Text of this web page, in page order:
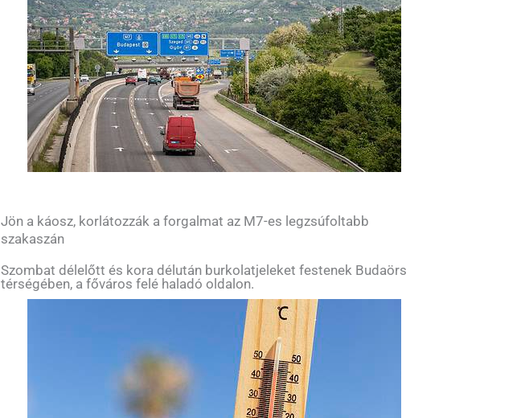
Jön a káosz, korlátozzák a forgalmat az M7-es legzsúfoltabb
szakaszán
Szombat délelőtt és kora délután burkolatjeleket festenek Budaörs
térségében, a főváros felé haladó oldalon.